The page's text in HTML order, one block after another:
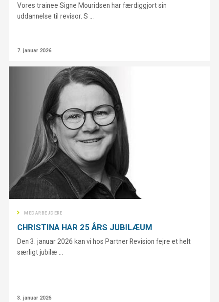
Vores trainee Signe Mouridsen har færdiggjort sin
uddannelse til revisor. S ...
7. januar 2026
MEDARBEJDERE
CHRISTINA HAR 25 ÅRS JUBILÆUM
Den 3. januar 2026 kan vi hos Partner Revision fejre et helt
særligt jubilæ ...
3. januar 2026